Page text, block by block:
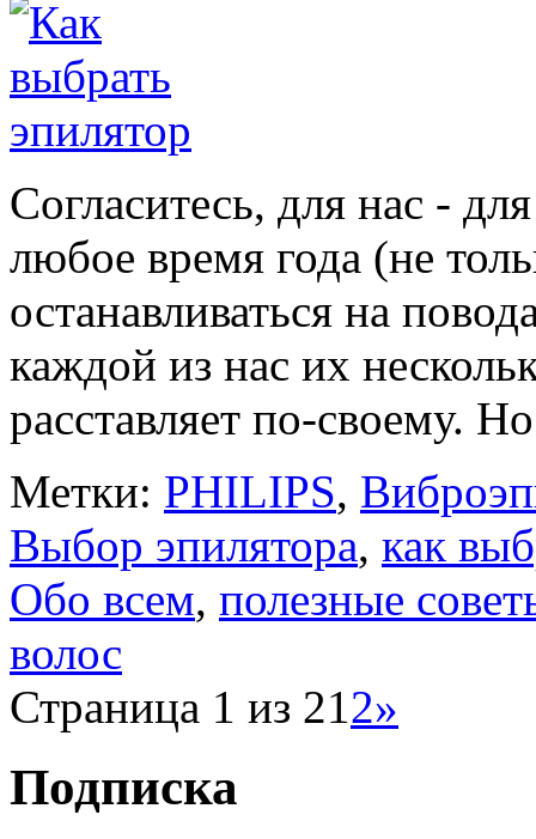
Согласитесь, для нас -
любое время года (не
останавливаться на
каждой из нас их
расставляет по-своему.
Метки: PHILIPS,
Выбор эпилятора, как
Обо всем, полезные
волос
Страница 1 из 212»
Подписка